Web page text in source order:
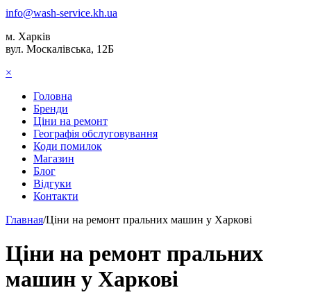
info@wash-service.kh.ua
м. Харків
вул. Москалівська, 12Б
×
Головна
Бренди
Ціни на ремонт
Географія обслуговування
Коди помилок
Магазин
Блог
Відгуки
Контакти
Главная/Ціни на ремонт пральних машин у Харкові
Ціни на ремонт пральних
машин у Харкові